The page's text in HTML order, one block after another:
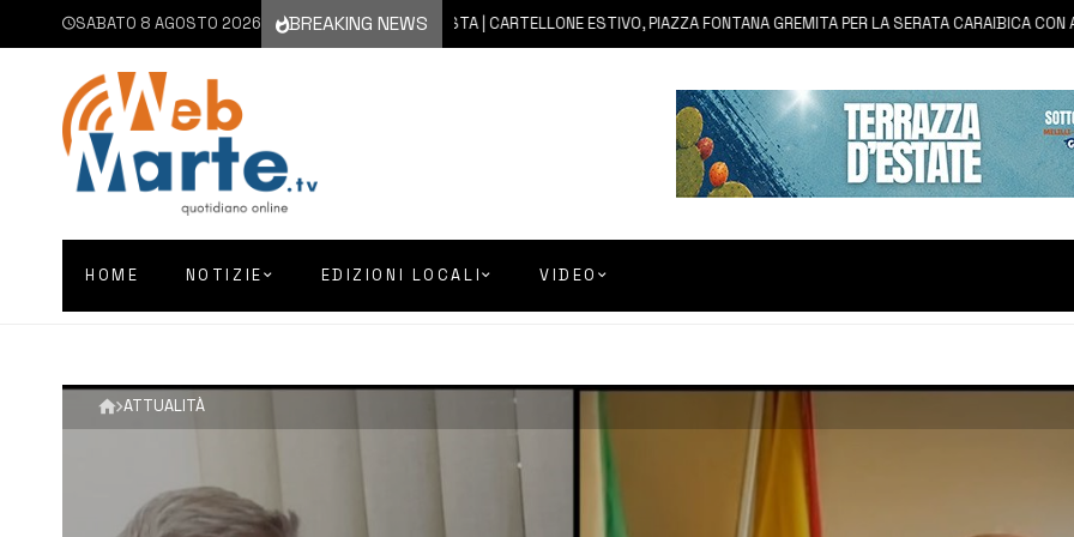
SABATO 8 AGOSTO 2026 BREAKING NEWS
8 AGOSTO 2026 AUGUSTA | CARTELLONE ESTIVO, PIAZZA FONTANA GREMITA PER LA SERATA CARAIBICA CON
HOME NOTIZIE EDIZIONI LOCALI VIDEO
ATTUALITÀ